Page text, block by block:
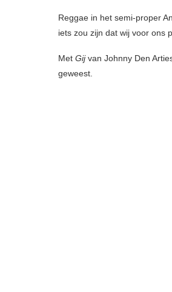
Reggae in het semi-proper
iets zou zijn dat wij voor ons
Met Gijvan Johnny Den
geweest.